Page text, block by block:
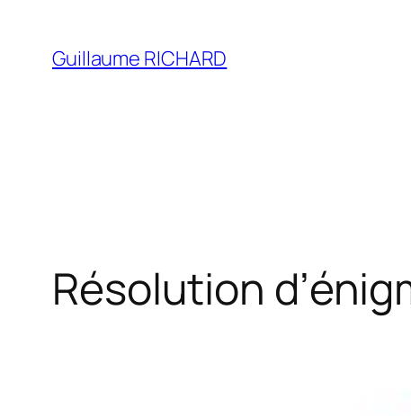
contenu
Guillaume RICHARD
Résolution